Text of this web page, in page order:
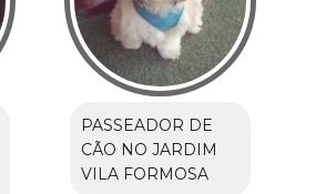
PASSEADOR DE
CÃO NO JARDIM
VILA FORMOSA